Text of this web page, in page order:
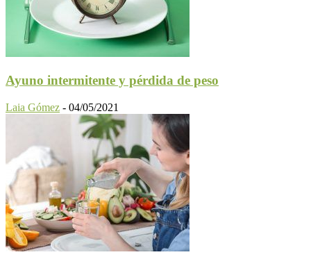
Ayuno intermitente y pérdida de peso
Laia Gómez - 04/05/2021